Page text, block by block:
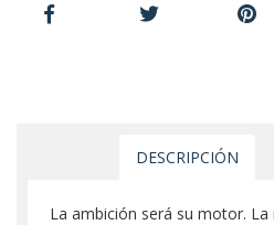
DESCRIPCIÓN
La ambición será su motor.